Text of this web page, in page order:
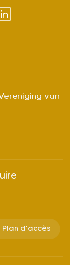
van
Plan d'accès